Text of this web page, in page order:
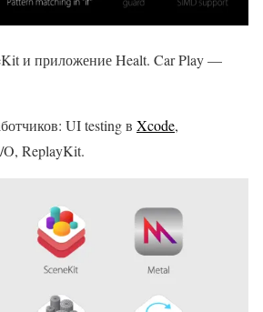
и приложение Healt. Car Play —
UI testing в Xcode,
ReplayKit.